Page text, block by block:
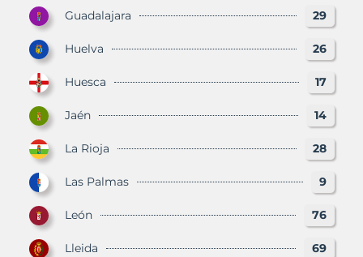
Guadalajara 29
Huelva 26
Huesca 17
Jaén 14
La Rioja 28
Las Palmas 9
León 76
Lleida 69